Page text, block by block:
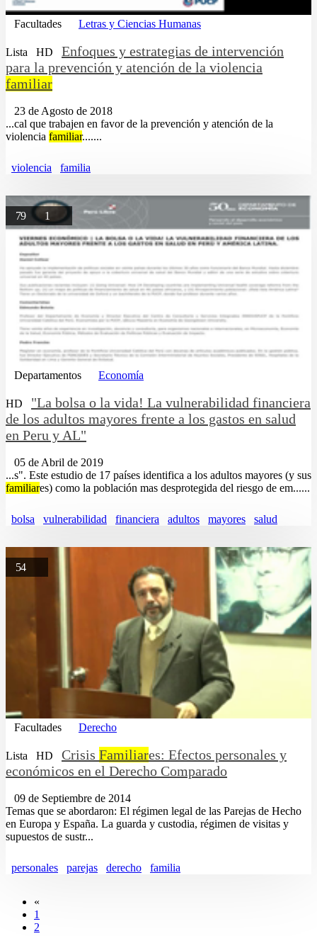
Facultades Letras y Ciencias Humanas
Lista HD
Enfoques y estrategias de intervención
para la prevención y atención de la violencia
familiar
23 de Agosto de 2018
...cal que trabajen en favor de la prevención y atención de la
violencia familiar.......
violencia familia
79 1
Departamentos Economía
HD
"La bolsa o la vida! La vulnerabilidad financiera
de los adultos mayores frente a los gastos en salud
en Peru y AL"
05 de Abril de 2019
...s". Este estudio de 17 países identifica a los adultos mayores (y sus
familiares) como la población mas desprotegida del riesgo de em......
bolsa vulnerabilidad financiera adultos mayores salud
54
Facultades Derecho
Lista HD Crisis Familiares: Efectos personales y
económicos en el Derecho Comparado
09 de Septiembre de 2014
Temas que se abordaron: El régimen legal de las Parejas de Hecho
en Europa y España. La guarda y custodia, régimen de visitas y
supuestos de sustr...
personales parejas derecho familia
«
1
2